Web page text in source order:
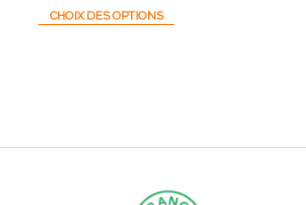
peuvent être choisies sur la page du produit
CHOIX DES OPTIONS Ce produit a plusieurs